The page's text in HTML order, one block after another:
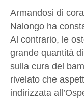
Armandosi di
Nalongo ha
Al contrario, le
grande quantità
sulla cura del
rivelato che
indirizzata